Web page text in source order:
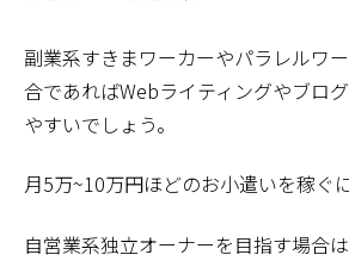
副業系すきまワーカーやパラレルワ
合であればWebライティングやブロ
やすいでしょう。
月5万~10万円ほどのお小遣いを稼ぐ
自営業系独立オーナーを目指す場合